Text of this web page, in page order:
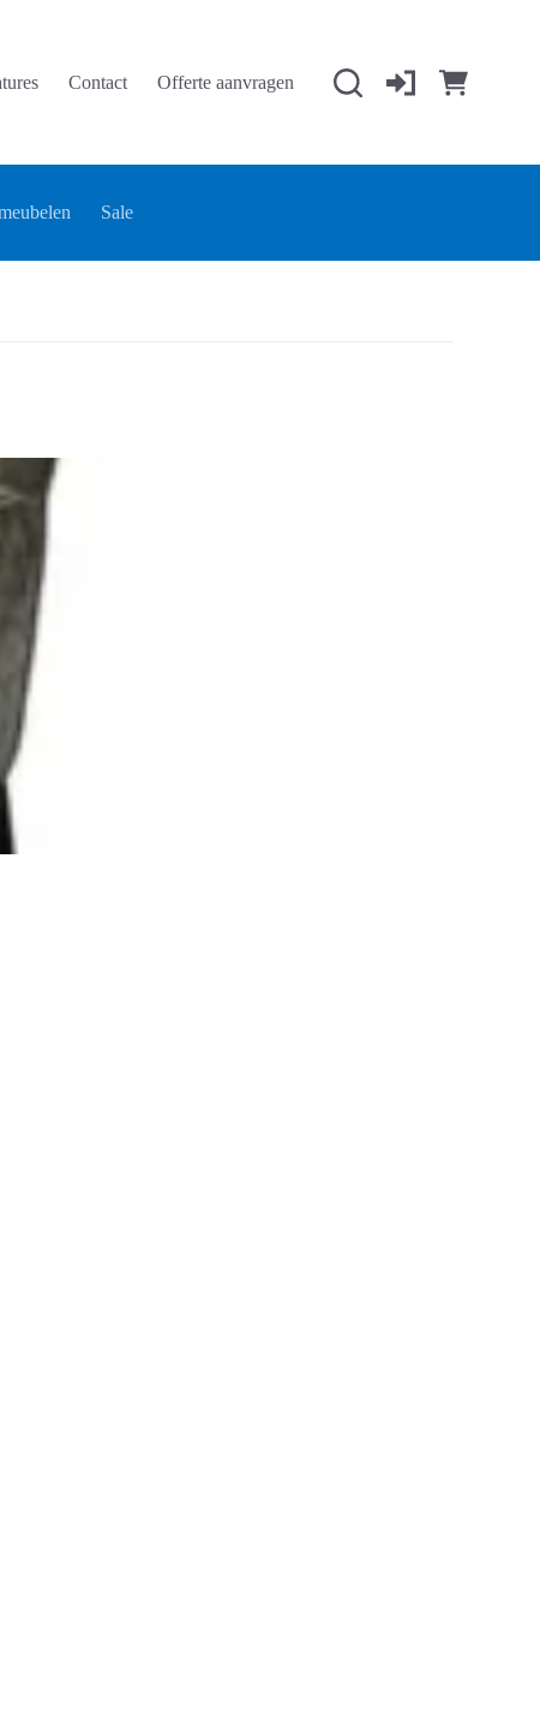
Contact Offerte aanvragen
Sale